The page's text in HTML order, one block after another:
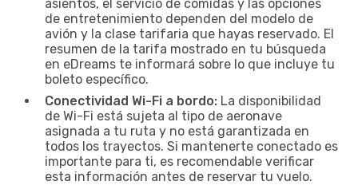
asientos, el servicio de comidas y las opciones
de entretenimiento dependen del modelo de
avión y la clase tarifaria que hayas reservado. El
resumen de la tarifa mostrado en tu búsqueda
en eDreams te informará sobre lo que incluye tu
boleto específico.
Conectividad Wi-Fi a bordo: La disponibilidad
de Wi-Fi está sujeta al tipo de aeronave
asignada a tu ruta y no está garantizada en
todos los trayectos. Si mantenerte conectado es
importante para ti, es recomendable verificar
esta información antes de reservar tu vuelo.